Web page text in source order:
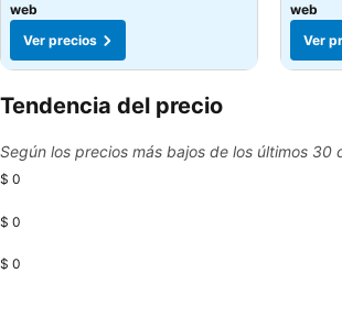
web
Ver precios
web
Ver
Tendencia del precio
Según los precios más bajos de los últimos 30
$ 0
$ 0
$ 0